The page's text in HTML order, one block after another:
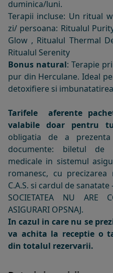
duminica/luni.
Terapii incluse: Un ritual
zi/ persoana: Ritualul
Glow , Ritualul Thermal
Ritualul Serenity
Bonus natural: Terapie
pur din Herculane. Ideal
detoxifiere si
Tarifele aferente
valabile doar pentru
obligatia de a
documente: biletul de
medicale in sistemul
romanesc, cu
C.A.S. si cardul de sanatate
SOCIETATEA NU ARE
ASIGURARI OPSNAJ.
In cazul in care nu se
va achita la receptie o
din totalul rezervarii.